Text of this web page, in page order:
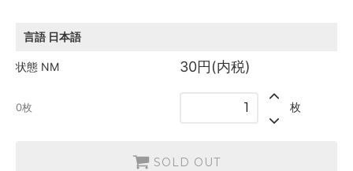
英語
30円(内税)
言語 日本語
状態 NM 30円(内税)
0枚 枚
SOLD OUT